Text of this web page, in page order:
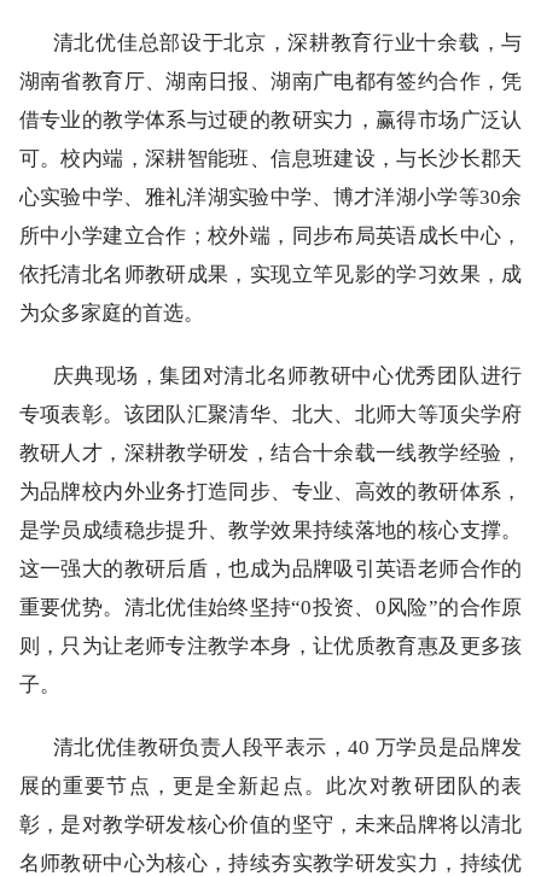
清北优佳总部设于北京，深耕教育行业十余载，与
湖南省教育厅、湖南日报、湖南广电都有签约合作，凭
借专业的教学体系与过硬的教研实力，赢得市场广泛认
可。校内端，深耕智能班、信息班建设，与长沙长郡天
心实验中学、雅礼洋湖实验中学、博才洋湖小学等30余
所中小学建立合作；校外端，同步布局英语成长中心，
依托清北名师教研成果，实现立竿见影的学习效果，成
为众多家庭的首选。
庆典现场，集团对清北名师教研中心优秀团队进行
专项表彰。该团队汇聚清华、北大、北师大等顶尖学府
教研人才，深耕教学研发，结合十余载一线教学经验，
为品牌校内外业务打造同步、专业、高效的教研体系，
是学员成绩稳步提升、教学效果持续落地的核心支撑。
这一强大的教研后盾，也成为品牌吸引英语老师合作的
重要优势。清北优佳始终坚持“0投资、0风险”的合作原
则，只为让老师专注教学本身，让优质教育惠及更多孩
子。
清北优佳教研负责人段平表示，40 万学员是品牌发
展的重要节点，更是全新起点。此次对教研团队的表
彰，是对教学研发核心价值的坚守，未来品牌将以清北
名师教研中心为核心，持续夯实教学研发实力，持续优